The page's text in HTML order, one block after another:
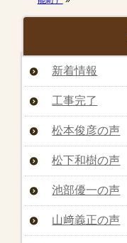
新着情報
工事完了
松本俊彦の声
松下和樹の声
池部優一の声
山﨑義正の声